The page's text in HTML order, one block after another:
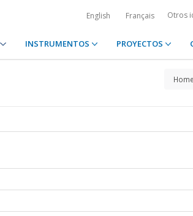
English Français Otros
INSTRUMENTOS PROYECTOS
Home